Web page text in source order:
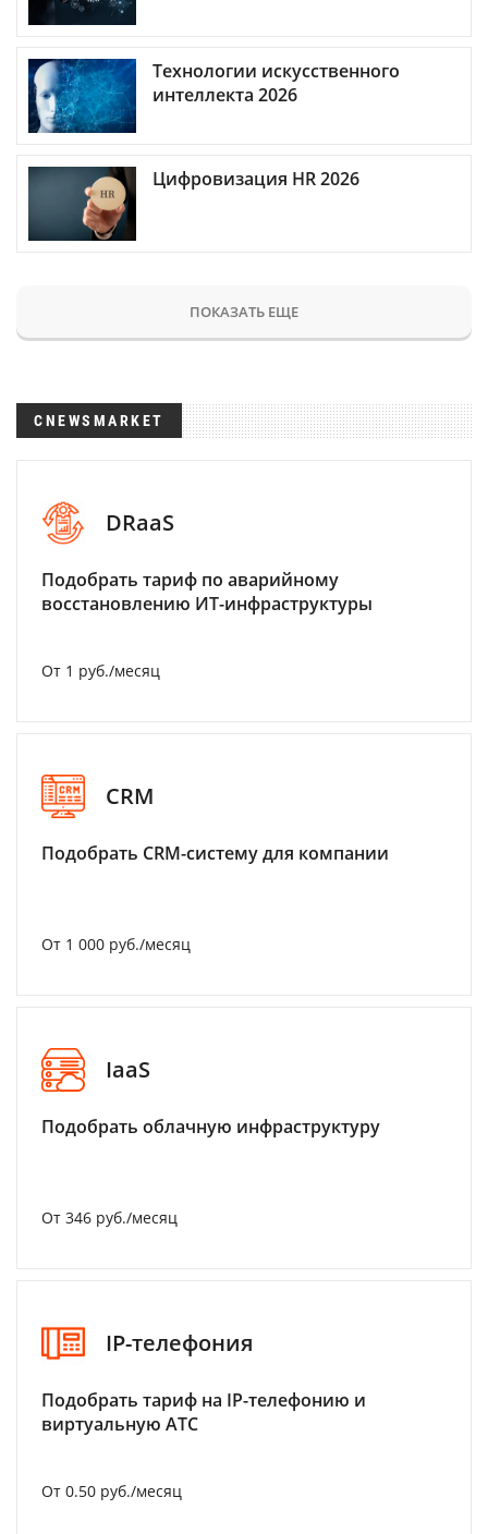
Технологии искусственного
интеллекта 2026
Цифровизация HR 2026
ПОКАЗАТЬ ЕЩЕ
CNEWSMARKET
DRaaS
Подобрать тариф по аварийному
восстановлению ИТ-инфраструктуры
От 1 руб./месяц
CRM
Подобрать CRM-систему для компании
От 1 000 руб./месяц
IaaS
Подобрать облачную инфраструктуру
От 346 руб./месяц
IP-телефония
Подобрать тариф на IP-телефонию и
виртуальную АТС
От 0.50 руб./месяц